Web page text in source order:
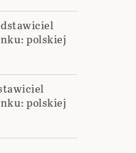
polskiej
polskiej